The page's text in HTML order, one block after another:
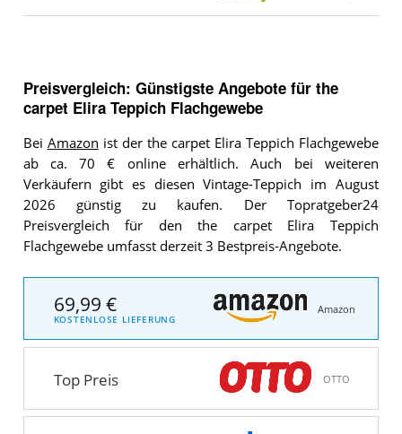
Preisvergleich: Günstigste Angebote für the
carpet Elira Teppich Flachgewebe
Bei Amazon ist der the carpet Elira Teppich Flachgewebe
ab ca. 70 € online erhältlich. Auch bei weiteren
Verkäufern gibt es diesen Vintage-Teppich im August
2026 günstig zu kaufen. Der Topratgeber24
Preisvergleich für den the carpet Elira Teppich
Flachgewebe umfasst derzeit 3 Bestpreis-Angebote.
69,99 €
KOSTENLOSE LIEFERUNG
Amazon
Top Preis OTTO